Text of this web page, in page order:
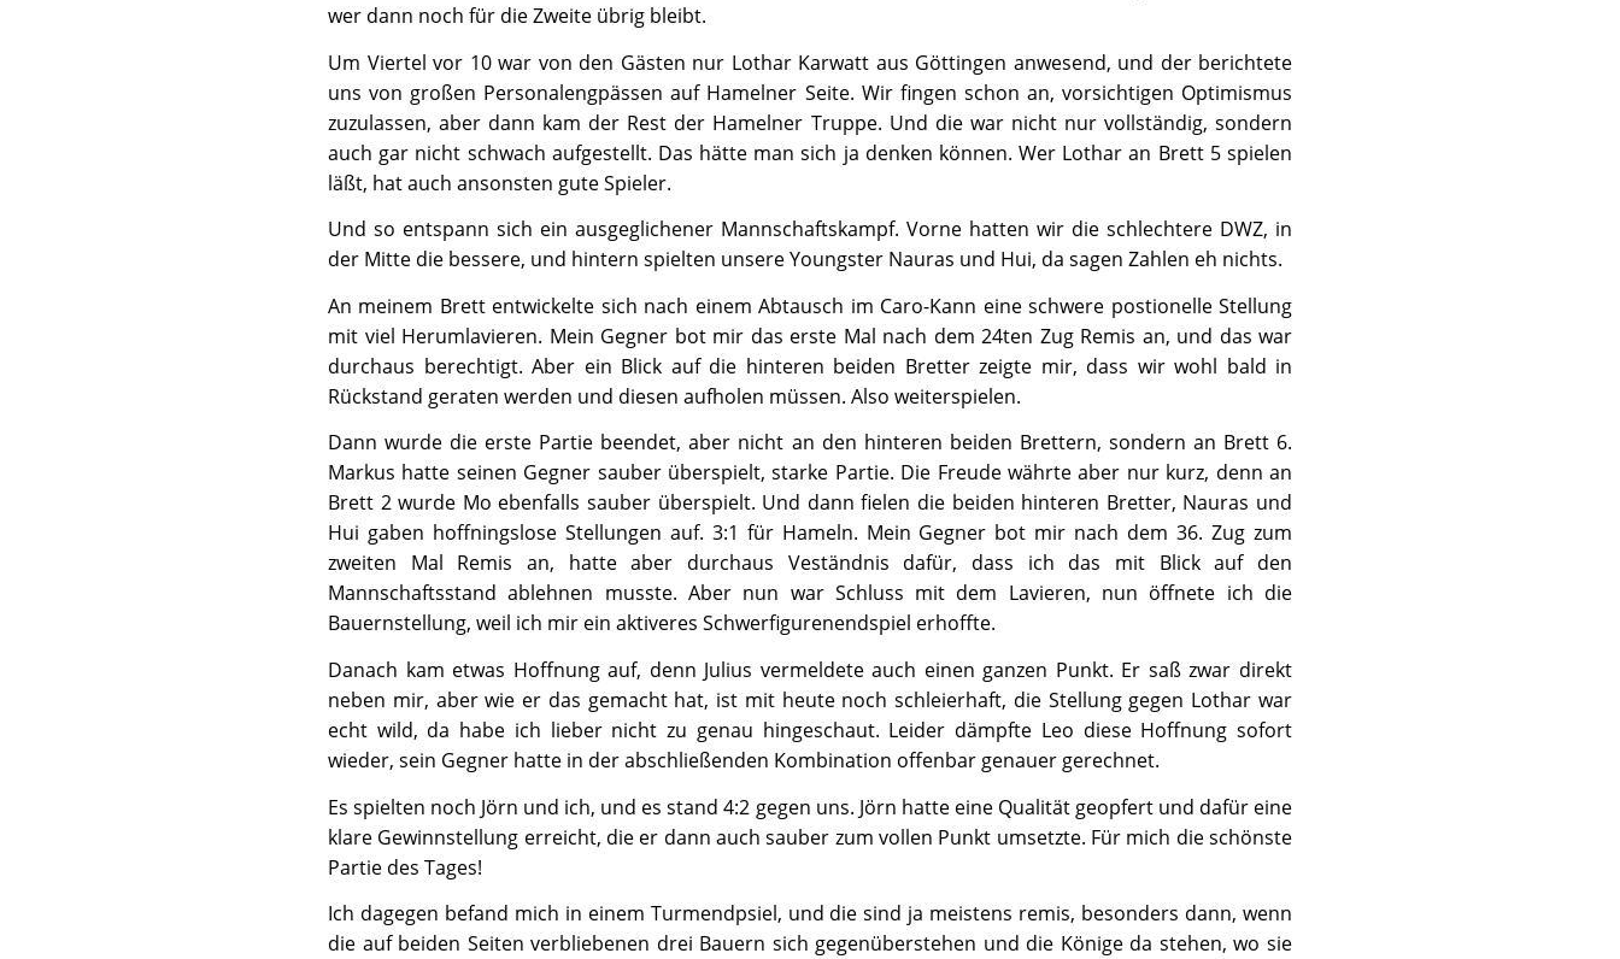
wer dann noch für die Zweite übrig bleibt.
Um Viertel vor 10 war von den Gästen nur Lothar Karwatt aus Göttingen anwesend, und der berichtete
uns von großen Personalengpässen auf Hamelner Seite. Wir fingen schon an, vorsichtigen Optimismus
zuzulassen, aber dann kam der Rest der Hamelner Truppe. Und die war nicht nur vollständig, sondern
auch gar nicht schwach aufgestellt. Das hätte man sich ja denken können. Wer Lothar an Brett 5 spielen
läßt, hat auch ansonsten gute Spieler.
Und so entspann sich ein ausgeglichener Mannschaftskampf. Vorne hatten wir die schlechtere DWZ, in
der Mitte die bessere, und hintern spielten unsere Youngster Nauras und Hui, da sagen Zahlen eh nichts.
An meinem Brett entwickelte sich nach einem Abtausch im Caro-Kann eine schwere postionelle Stellung
mit viel Herumlavieren. Mein Gegner bot mir das erste Mal nach dem 24ten Zug Remis an, und das war
durchaus berechtigt. Aber ein Blick auf die hinteren beiden Bretter zeigte mir, dass wir wohl bald in
Rückstand geraten werden und diesen aufholen müssen. Also weiterspielen.
Dann wurde die erste Partie beendet, aber nicht an den hinteren beiden Brettern, sondern an Brett 6.
Markus hatte seinen Gegner sauber überspielt, starke Partie. Die Freude währte aber nur kurz, denn an
Brett 2 wurde Mo ebenfalls sauber überspielt. Und dann fielen die beiden hinteren Bretter, Nauras und
Hui gaben hoffningslose Stellungen auf. 3:1 für Hameln. Mein Gegner bot mir nach dem 36. Zug zum
zweiten Mal Remis an, hatte aber durchaus Veständnis dafür, dass ich das mit Blick auf den
Mannschaftsstand ablehnen musste. Aber nun war Schluss mit dem Lavieren, nun öffnete ich die
Bauernstellung, weil ich mir ein aktiveres Schwerfigurenendspiel erhoffte.
Danach kam etwas Hoffnung auf, denn Julius vermeldete auch einen ganzen Punkt. Er saß zwar direkt
neben mir, aber wie er das gemacht hat, ist mit heute noch schleierhaft, die Stellung gegen Lothar war
echt wild, da habe ich lieber nicht zu genau hingeschaut. Leider dämpfte Leo diese Hoffnung sofort
wieder, sein Gegner hatte in der abschließenden Kombination offenbar genauer gerechnet.
Es spielten noch Jörn und ich, und es stand 4:2 gegen uns. Jörn hatte eine Qualität geopfert und dafür eine
klare Gewinnstellung erreicht, die er dann auch sauber zum vollen Punkt umsetzte. Für mich die schönste
Partie des Tages!
Ich dagegen befand mich in einem Turmendpsiel, und die sind ja meistens remis, besonders dann, wenn
die auf beiden Seiten verbliebenen drei Bauern sich gegenüberstehen und die Könige da stehen, wo sie